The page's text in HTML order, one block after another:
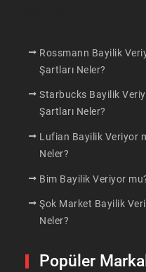
Rossmann Bayilik
Şartları Neler?
Starbucks Bayilik
Şartları Neler?
Lufian Bayilik Veriyor
Neler?
Bim Bayilik Veriyor
Şok Market Bayilik
Neler?
Popüler